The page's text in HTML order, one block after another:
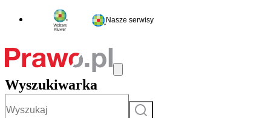
Nasze serwisy
Wyszukiwarka
Szukaj